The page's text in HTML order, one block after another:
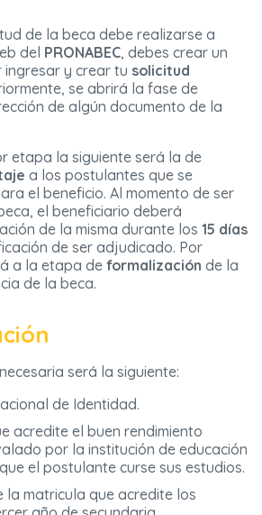
de la beca debe realizarse a
del PRONABEC, debes crear un
y crear tu solicitud
se abrirá la fase de
de algún documento de la
etapa la siguiente será la de
a los postulantes que se
el beneficio. Al momento de ser
el beneficiario deberá
de la misma durante los 15 días
de ser adjudicado. Por
a la etapa de formalización de la
de la beca.
será la siguiente:
de Identidad.
acredite el buen rendimiento
por la institución de educación
el postulante curse sus estudios.
la matricula que acredite los